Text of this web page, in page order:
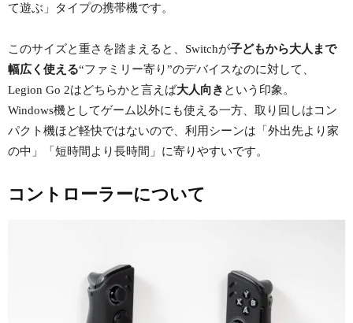
て遊ぶ」タイプの携帯機です。
このサイズと重さを踏まえると、Switchが子どもから大人まで
幅広く使える“ファミリー寄り”のデバイスなのに対して、
Legion Go 2はどちらかと言えば大人向き という印象。
Windows機としてゲーム以外にも使える一方、取り回しはコン
パクト機ほど軽快ではないので、利用シーンは「外出先より家
の中」「短時間より長時間」に寄りやすいです。
コントローラーについて